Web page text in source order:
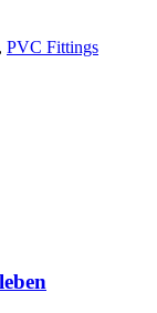
, PVC Fittings